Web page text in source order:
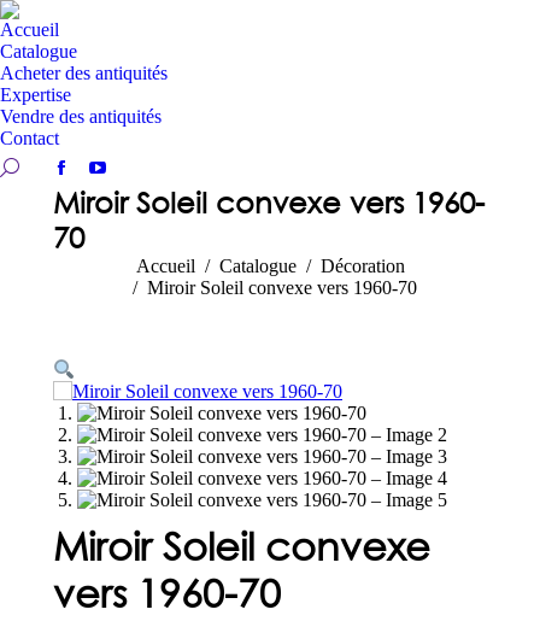
Accueil
Catalogue
Acheter des antiquités
Expertise
Vendre des antiquités
Contact
Recherche:
Facebook
page
opens
YouTube
page
Miroir Soleil convexe vers 1960-
70
Vous êtes ici :Accueil Catalogue
Décoration
Miroir Soleil convexe vers 1960-70
Miroir Soleil convexe
vers 1960-70